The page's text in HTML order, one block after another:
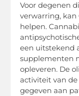
Voor degenen
verwarring, kan
helpen.
een uitstekend
supplementen
opleveren. De
activiteit van
gegeven aan